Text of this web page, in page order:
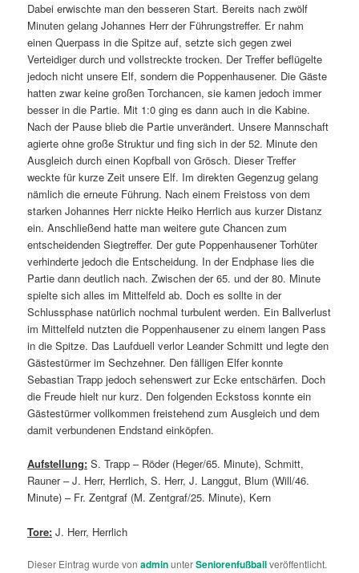
Dabei erwischte man den besseren Start. Bereits nach zwölf
Minuten gelang Johannes Herr der Führungstreffer. Er nahm
einen Querpass in die Spitze auf, setzte sich gegen zwei
Verteidiger durch und vollstreckte trocken. Der Treffer beflügelte
jedoch nicht unsere Elf, sondern die Poppenhausener. Die Gäste
hatten zwar keine großen Torchancen, sie kamen jedoch immer
besser in die Partie. Mit 1:0 ging es dann auch in die Kabine.
Nach der Pause blieb die Partie unverändert. Unsere Mannschaft
agierte ohne große Struktur und fing sich in der 52. Minute den
Ausgleich durch einen Kopfball von Grösch. Dieser Treffer
weckte für kurze Zeit unsere Elf. Im direkten Gegenzug gelang
nämlich die erneute Führung. Nach einem Freistoss von dem
starken Johannes Herr nickte Heiko Herrlich aus kurzer Distanz
ein. Anschließend hatte man weitere gute Chancen zum
entscheidenden Siegtreffer. Der gute Poppenhausener Torhüter
verhinderte jedoch die Entscheidung. In der Endphase lies die
Partie dann deutlich nach. Zwischen der 65. und der 80. Minute
spielte sich alles im Mittelfeld ab. Doch es sollte in der
Schlussphase natürlich nochmal turbulent werden. Ein Ballverlust
im Mittelfeld nutzten die Poppenhausener zu einem langen Pass
in die Spitze. Das Laufduell verlor Leander Schmitt und legte den
Gästestürmer im Sechzehner. Den fälligen Elfer konnte
Sebastian Trapp jedoch sehenswert zur Ecke entschärfen. Doch
die Freude hielt nur kurz. Den folgenden Eckstoss konnte ein
Gästestürmer vollkommen freistehend zum Ausgleich und dem
damit verbundenen Endstand einköpfen.
Aufstellung: S. Trapp – Röder (Heger/65. Minute), Schmitt,
Rauner – J. Herr, Herrlich, S. Herr, J. Langgut, Blum (Will/46.
Minute) – Fr. Zentgraf (M. Zentgraf/25. Minute), Kern
Tore: J. Herr, Herrlich
Dieser Eintrag wurde vonadminunterSeniorenfußballveröffentlicht.